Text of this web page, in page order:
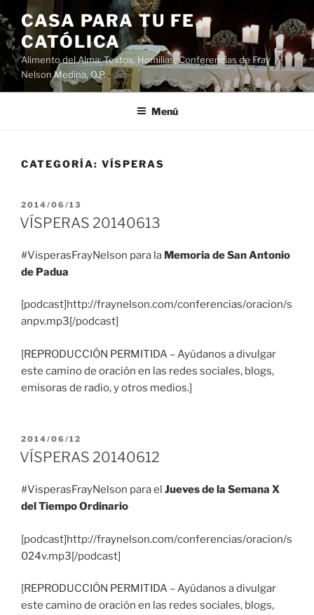
Saltar
al
contenido
CASA PARA TU FE
CATÓLICA
Alimento del Alma: Textos, Homilias, Conferencias de Fray
Nelson Medina, O.P.
Menú
CATEGORÍA: VÍSPERAS
PUBLICADO
EL
2014/06/13
VÍSPERAS 20140613
#VisperasFrayNelson para la Memoria de San Antonio
de Padua
[podcast]http://fraynelson.com/conferencias/oracion/s
anpv.mp3[/podcast]
[REPRODUCCIÓN PERMITIDA – Ayúdanos a divulgar
este camino de oración en las redes sociales, blogs,
emisoras de radio, y otros medios.]
PUBLICADO
EL
2014/06/12
VÍSPERAS 20140612
#VisperasFrayNelson para el Jueves de la Semana X
del Tiempo Ordinario
[podcast]http://fraynelson.com/conferencias/oracion/s
024v.mp3[/podcast]
[REPRODUCCIÓN PERMITIDA – Ayúdanos a divulgar
este camino de oración en las redes sociales, blogs,